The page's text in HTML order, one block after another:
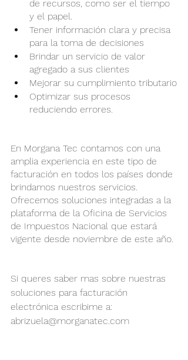
de recursos, como ser el tiempo
y el papel.
Tener información clara y precisa
para la toma de decisiones
Brindar un servicio de valor
agregado a sus clientes
Mejorar su cumplimiento tributario
Optimizar sus procesos
reduciendo errores.
En Morgana Tec contamos con una
amplia experiencia en este tipo de
facturación en todos los países donde
brindamos nuestros servicios.
Ofrecemos soluciones integradas a la
plataforma de la Oficina de Servicios
de Impuestos Nacional que estará
vigente desde noviembre de este año.
Si queres saber mas sobre nuestras
soluciones para facturación
electrónica escribime a:
abrizuela@morganatec.com